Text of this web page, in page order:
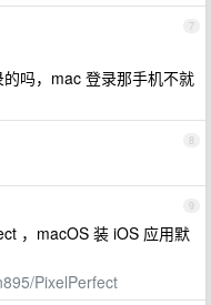
7
吗，mac 登录那手机不就
8
9
，macOS 装 iOS 应用默
PixelPerfect